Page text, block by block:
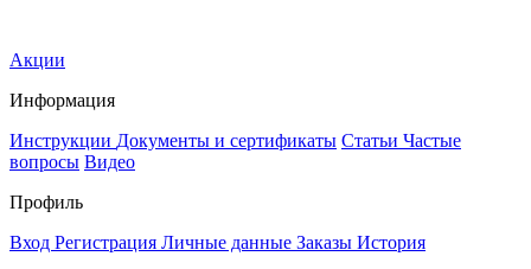
Акции
Информация
Инструкции Документы и сертификаты Статьи Частые
вопросы Видео
Профиль
Вход Регистрация Личные данные Заказы История